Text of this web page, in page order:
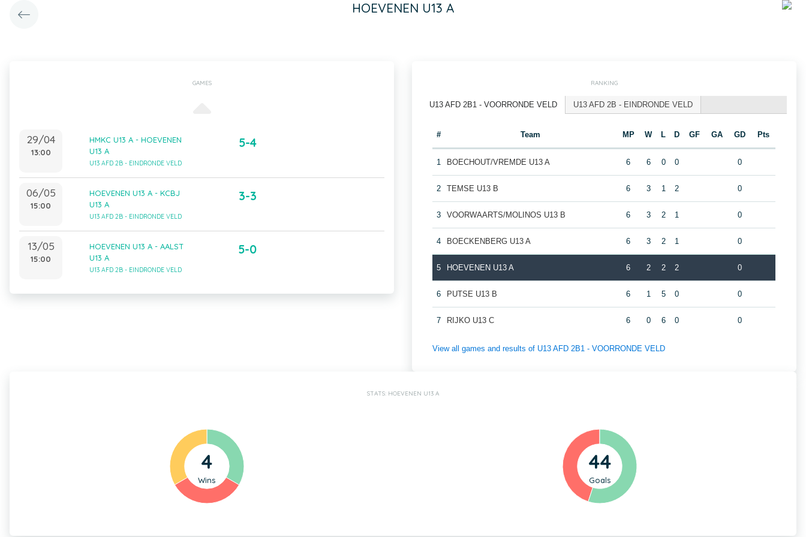
HOEVENEN U13 A
GAMES
29/04
13:00
HMKC U13 A - HOEVENEN
U13 A
U13 AFD 2B - EINDRONDE VELD
5-4
06/05
15:00
HOEVENEN U13 A - KCBJ
U13 A
U13 AFD 2B - EINDRONDE VELD
3-3
13/05
15:00
HOEVENEN U13 A - AALST
U13 A
U13 AFD 2B - EINDRONDE VELD
5-0
RANKING
U13 AFD 2B1 - VOORRONDE VELD U13 AFD 2B - EINDRONDE VELD
# Team MP W L D GF GA GD Pts
1 BOECHOUT/VREMDE U13 A 6 6 0 0 0
2 TEMSE U13 B 6 3 1 2 0
3 VOORWAARTS/MOLINOS U13 B 6 3 2 1 0
4 BOECKENBERG U13 A 6 3 2 1 0
5 HOEVENEN U13 A 6 2 2 2 0
6 PUTSE U13 B 6 1 5 0 0
7 RIJKO U13 C 6 0 6 0 0
View all games and results of U13 AFD 2B1 - VOORRONDE VELD
STATS: HOEVENEN U13 A
4
Wins
44
Goals